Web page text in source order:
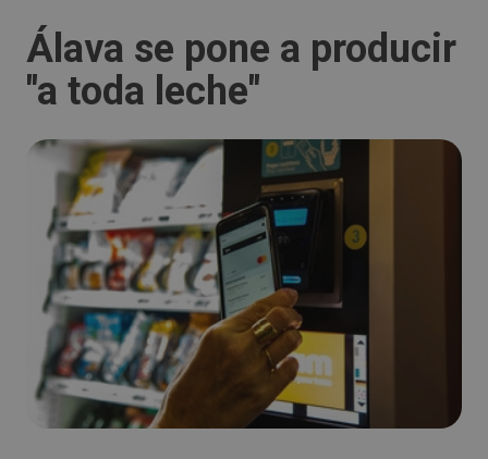
Álava se pone a producir
"a toda leche"